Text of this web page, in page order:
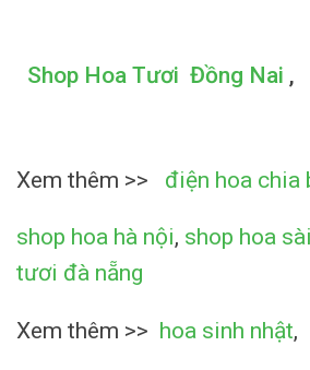
Shop Hoa Tươi Đồng Nai ,
Xem thêm >> điện hoa chia
shop hoa hà nội, shop hoa
tươi đà nẵng
Xem thêm >> hoa sinh nhật,